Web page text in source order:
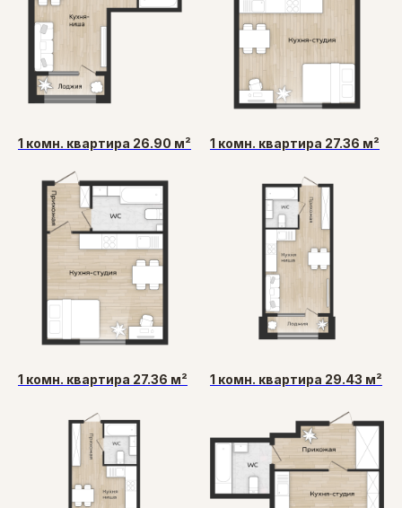
1 комн. квартира 26.90 м² 1 комн. квартира 27.36 м²
1 комн. квартира 27.36 м² 1 комн. квартира 29.43 м²